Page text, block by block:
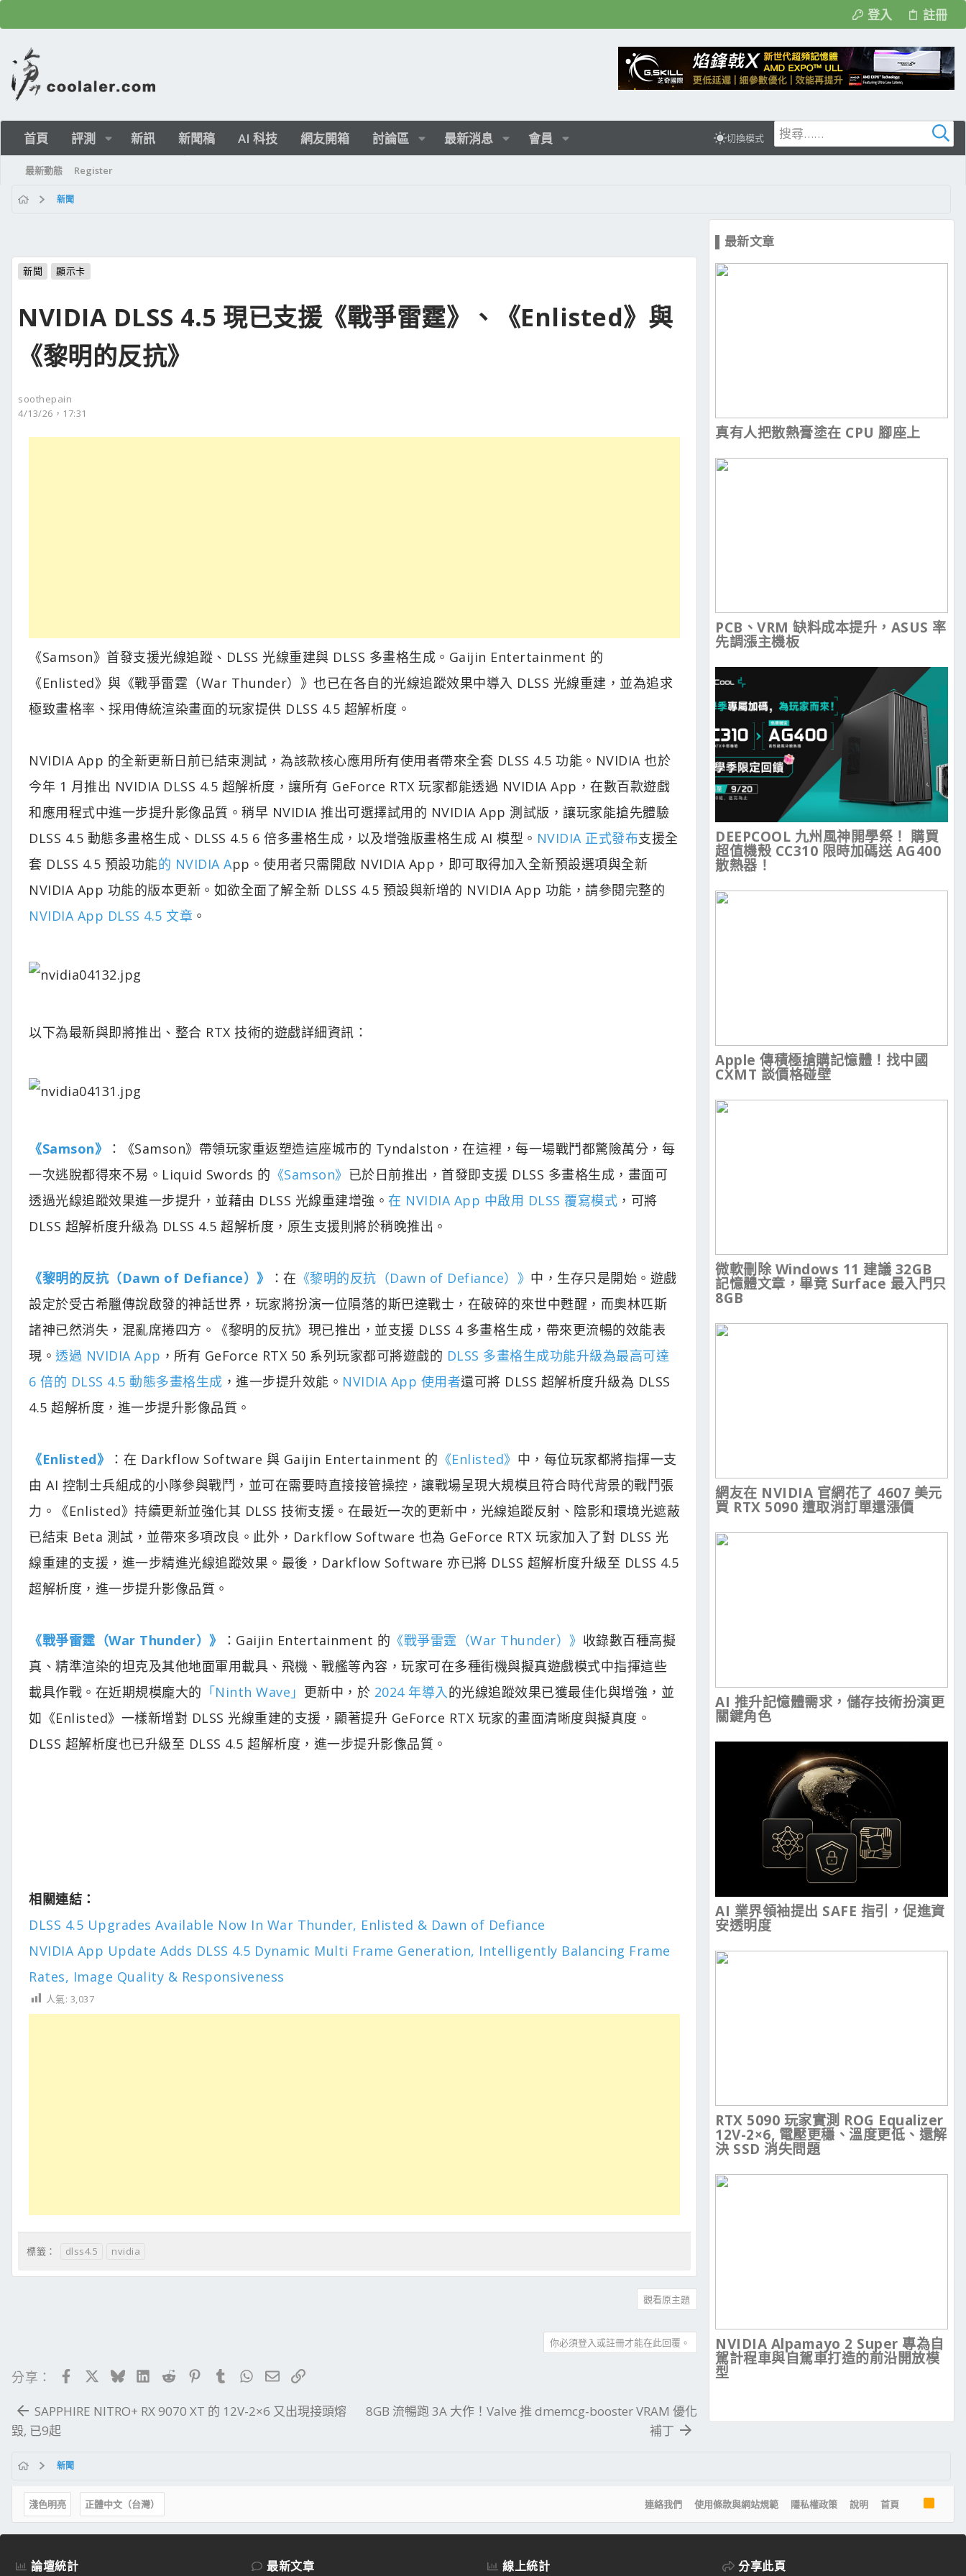
登入 註冊
首頁 評測 新訊 新聞稿 AI 科技 網友開箱 討論區 最新消息 會員 切換模式
最新動態 Register
新聞
新聞 顯示卡
NVIDIA DLSS 4.5 現已支援《戰爭雷霆》、《Enlisted》與
《黎明的反抗》
soothepain
4/13/26，17:31
《Samson》首發支援光線追蹤、DLSS 光線重建與 DLSS 多畫格生成。Gaijin Entertainment 的
《Enlisted》與《戰爭雷霆（War Thunder）》也已在各自的光線追蹤效果中導入 DLSS 光線重建，並為追求
極致畫格率、採用傳統渲染畫面的玩家提供 DLSS 4.5 超解析度。
NVIDIA App 的全新更新日前已結束測試，為該款核心應用所有使用者帶來全套 DLSS 4.5 功能。NVIDIA 也於
今年 1 月推出 NVIDIA DLSS 4.5 超解析度，讓所有 GeForce RTX 玩家都能透過 NVIDIA App，在數百款遊戲
和應用程式中進一步提升影像品質。稍早 NVIDIA 推出可選擇試用的 NVIDIA App 測試版，讓玩家能搶先體驗
DLSS 4.5 動態多畫格生成、DLSS 4.5 6 倍多畫格生成，以及增強版畫格生成 AI 模型。 NVIDIA 正式發布支援全
套 DLSS 4.5 預設功能的 NVIDIA App。使用者只需開啟 NVIDIA App，即可取得加入全新預設選項與全新
NVIDIA App 功能的版本更新。如欲全面了解全新 DLSS 4.5 預設與新增的 NVIDIA App 功能，請參閱完整的
NVIDIA App DLSS 4.5 文章 。
以下為最新與即將推出、整合 RTX 技術的遊戲詳細資訊：
《Samson》
：《Samson》帶領玩家重返塑造這座城市的 Tyndalston，在這裡，每一場戰鬥都驚險萬分，每
一次逃脫都得來不易。Liquid Swords 的 《Samson》 已於日前推出，首發即支援 DLSS 多畫格生成，畫面可
透過光線追蹤效果進一步提升，並藉由 DLSS 光線重建增強。 在 NVIDIA App 中啟用 DLSS 覆寫模式 ，可將
DLSS 超解析度升級為 DLSS 4.5 超解析度，原生支援則將於稍晚推出。
《黎明的反抗（Dawn of Defiance）》 ：在 《黎明的反抗（Dawn of Defiance）》 中，生存只是開始。遊戲
設定於受古希臘傳說啟發的神話世界，玩家將扮演一位隕落的斯巴達戰士，在破碎的來世中甦醒，而奧林匹斯
諸神已然消失，混亂席捲四方。《黎明的反抗》現已推出，並支援 DLSS 4 多畫格生成，帶來更流暢的效能表
現。 透過 NVIDIA App ，所有 GeForce RTX 50 系列玩家都可將遊戲的 DLSS 多畫格生成功能升級為最高可達
6 倍的 DLSS 4.5 動態多畫格生成 ，進一步提升效能。 NVIDIA App 使用者還可將 DLSS 超解析度升級為 DLSS
4.5 超解析度，進一步提升影像品質。
《Enlisted》 ：在 Darkflow Software 與 Gaijin Entertainment 的 《Enlisted》 中，每位玩家都將指揮一支
由 AI 控制士兵組成的小隊參與戰鬥，並可在需要時直接接管操控，讓戰場呈現大規模且符合時代背景的戰鬥張
力。《Enlisted》持續更新並強化其 DLSS 技術支援。在最近一次的更新中，光線追蹤反射、陰影和環境光遮蔽
已結束 Beta 測試，並帶來多項改良。此外，Darkflow Software 也為 GeForce RTX 玩家加入了對 DLSS 光
線重建的支援，進一步精進光線追蹤效果。最後，Darkflow Software 亦已將 DLSS 超解析度升級至 DLSS 4.5
超解析度，進一步提升影像品質。
《戰爭雷霆（War Thunder）》 ：Gaijin Entertainment 的 《戰爭雷霆（War Thunder）》 收錄數百種高擬
真、精準渲染的坦克及其他地面軍用載具、飛機、戰艦等內容，玩家可在多種街機與擬真遊戲模式中指揮這些
載具作戰。在近期規模龐大的 「Ninth Wave」 更新中，於 2024 年導入 的光線追蹤效果已獲最佳化與增強，並
如《Enlisted》一樣新增對 DLSS 光線重建的支援，顯著提升 GeForce RTX 玩家的畫面清晰度與擬真度。
DLSS 超解析度也已升級至 DLSS 4.5 超解析度，進一步提升影像品質。
相關連結：
DLSS 4.5 Upgrades Available Now In War Thunder, Enlisted & Dawn of Defiance
NVIDIA App Update Adds DLSS 4.5 Dynamic Multi Frame Generation, Intelligently Balancing Frame
Rates, Image Quality & Responsiveness
人氣: 3,037
標籤： dlss4.5 nvidia
觀看原主題
你必須登入或註冊才能在此回覆。
分享： FacebookBlueskyLinkedIn
RedditPinterestTumblrWhatsApp
電子郵件
連結
SAPPHIRE NITRO+ RX 9070 XT 的 12V-2×6 又出現接頭熔
毀, 已9起
8GB 流暢跑 3A 大作！Valve 推 dmemcg-booster VRAM 優化
補丁
▌最新文章
真有人把散熱膏塗在 CPU 腳座上
PCB、VRM 缺料成本提升，ASUS 率
先調漲主機板
DEEPCOOL 九州風神開學祭！ 購買
超值機殼 CC310 限時加碼送 AG400
散熱器！
Apple 傳積極搶購記憶體！找中國
CXMT 談價格碰壁
微軟刪除 Windows 11 建議 32GB
記憶體文章，畢竟 Surface 最入門只
8GB
網友在 NVIDIA 官網花了 4607 美元
買 RTX 5090 遭取消訂單還漲價
AI 推升記憶體需求，儲存技術扮演更
關鍵角色
AI 業界領袖提出 SAFE 指引，促進資
安透明度
RTX 5090 玩家實測 ROG Equalizer
12V-2×6, 電壓更穩、溫度更低、還解
決 SSD 消失問題
NVIDIA Alpamayo 2 Super 專為自
駕計程車與自駕車打造的前沿開放模
型
新聞
淺色明亮 正體中文（台灣） 連絡我們 使用條款與網站規範 隱私權政策 說明 首頁
R
S
S
論壇統計 最新文章 線上統計 分享此頁